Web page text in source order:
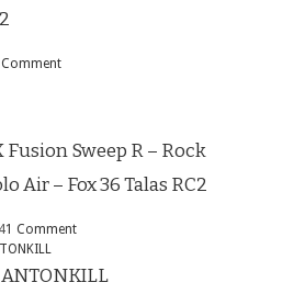
Comment
Fusion Sweep R – Rock
Air – Fox 36 Talas RC2
1 Comment
ANTONKILL